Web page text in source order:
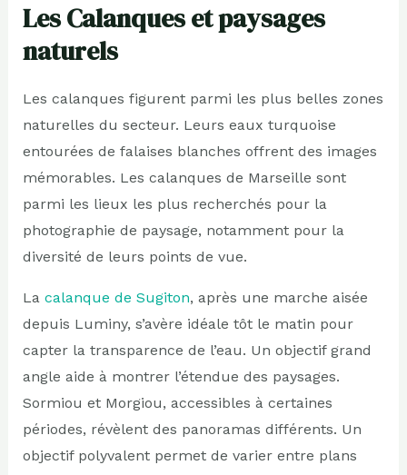
Les Calanques et paysages
naturels
Les calanques figurent parmi les plus belles zones
naturelles du secteur. Leurs eaux turquoise
entourées de falaises blanches offrent des images
mémorables. Les calanques de Marseille sont
parmi les lieux les plus recherchés pour la
photographie de paysage, notamment pour la
diversité de leurs points de vue.
La calanque de Sugiton, après une marche aisée
depuis Luminy, s’avère idéale tôt le matin pour
capter la transparence de l’eau. Un objectif grand
angle aide à montrer l’étendue des paysages.
Sormiou et Morgiou, accessibles à certaines
périodes, révèlent des panoramas différents. Un
objectif polyvalent permet de varier entre plans